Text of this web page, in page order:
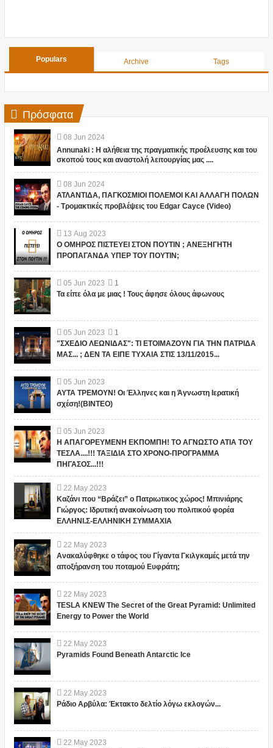
Populars Archive Tags
Πρόσφατα
08 Jun 2024
Annunaki : Η αλήθεια της πραγματικής προέλευσης και του
σκοπού τους και αναστολή λειτουργίας μας ....
08 Jun 2024
ΑΤΛΑΝΤΙΔΑ, ΠΑΓΚΟΣΜΙΟΙ ΠΟΛΕΜΟΙ ΚΑΙ ΑΛΛΑΓΗ ΠΟΛΩΝ
- Τρομακτικές προβλέψεις του Edgar Cayce (Video)
13 Aug 2023
Ο ΟΜΗΡΟΣ ΠΙΣΤΕΥΕΙ ΣΤΟΝ ΠΟΥΤΙΝ ; ΑΝΕΞΗΓΗΤΗ
ΠΡΟΠΑΓΑΝΔΑ ΥΠΕΡ ΤΟΥ ΠΟΥΤΙΝ;
05 Jun 2023
1
Τα είπε όλα με μιας ! Τους άφησε όλους άφωνους
05 Jun 2023
1
"ΣΧΕΔΙΟ ΛΕΩΝΙΔΑΣ": ΤΙ ΕΤΟΙΜΑΖΟΥΝ ΓΙΑ ΤΗΝ ΠΑΤΡΙΔΑ
ΜΑΣ... ; ΔΕΝ ΤΑ ΕΙΠΕ ΤΥΧΑΙΑ ΣΤΙΣ 13/11/2015...
05 Jun 2023
ΑΥΤΑ ΤΡΕΜΟΥΝ! Οι Έλληνες και η Άγνωστη Ιερατική
σχέση!(ΒΙΝΤΕΟ)
05 Jun 2023
Η ΑΠΑΓΟΡΕΥΜΕΝΗ ΕΚΠΟΜΠΗ! ΤΟ ΑΓΝΩΣΤΟ ΑΤΙΑ ΤΟΥ
ΤΕΣΛΑ....!!! ΤΑΞΙΔΙΑ ΣΤΟ ΧΡΟΝΟ-ΠΡΟΓΡΑΜΜΑ
ΠΗΓΑΣΟΣ...!!!
22 May 2023
Καζάνι που “Βράζει” ο Πατριωτικος χώρος! Μπινιάρης
Γιώργος: Ιδρυτική ανακοίνωση του πολιτικού φορέα
ΕΛΛΗΝΙ.Σ-ΕΛΛΗΝΙΚΗ ΣΥΜΜΑΧΙΑ
22 May 2023
Ανακαλύφθηκε ο τάφος του Γίγαντα Γκιλγκαμές μετά την
αποξήρανση του ποταμού Ευφράτη;
22 May 2023
TESLA KNEW The Secret of the Great Pyramid: Unlimited
Energy to Power the World
22 May 2023
Pyramids Found Beneath Antarctic Ice
22 May 2023
Ράδιο Αρβύλα: Έκτακτο δελτίο λόγω εκλογών...
22 May 2023